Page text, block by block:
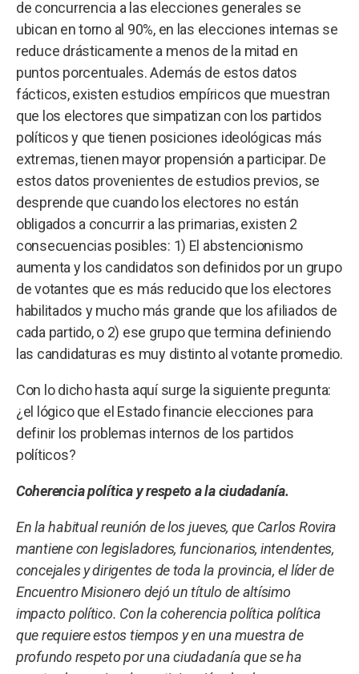
de concurrencia a las elecciones generales se
ubican en torno al 90%, en las elecciones internas se
reduce drásticamente a menos de la mitad en
puntos porcentuales. Además de estos datos
fácticos, existen estudios empíricos que muestran
que los electores que simpatizan con los partidos
políticos y que tienen posiciones ideológicas más
extremas, tienen mayor propensión a participar. De
estos datos provenientes de estudios previos, se
desprende que cuando los electores no están
obligados a concurrir a las primarias, existen 2
consecuencias posibles: 1) El abstencionismo
aumenta y los candidatos son definidos por un grupo
de votantes que es más reducido que los electores
habilitados y mucho más grande que los afiliados de
cada partido, o 2) ese grupo que termina definiendo
las candidaturas es muy distinto al votante promedio.
Con lo dicho hasta aquí surge la siguiente pregunta:
¿el lógico que el Estado financie elecciones para
definir los problemas internos de los partidos
políticos?
Coherencia política y respeto a la ciudadanía.
En la habitual reunión de los jueves, que Carlos Rovira
mantiene con legisladores, funcionarios, intendentes,
concejales y dirigentes de toda la provincia, el líder de
Encuentro Misionero dejó un título de altísimo
impacto político. Con la coherencia política política
que requiere estos tiempos y en una muestra de
profundo respeto por una ciudadanía que se ha